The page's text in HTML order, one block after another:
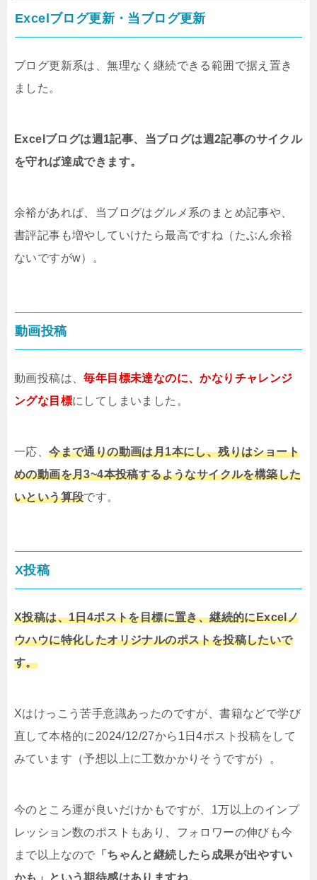
Excelブログ更新・当ブログ更新
ブログ更新系は、無理なく継続できる範囲で据え置き
ました。
Excelブログは週1記事、当ブログは週2記事のサイクル
を守れば達成できます。
余裕があれば、当ブログはグルメ系のまとめ記事や、
書評記事も増やしていけたら最高ですね（たぶん余裕
ないですがw）。
動画投稿
動画投稿は、毎年目標未達なのに、かなりチャレンジ
ングな目標にしてしまいました。
一応、今まで通りの動画は月1本にし、残りはショート
めの動画を月3~4本投稿するようなサイクルを構築した
いという算段です。
X投稿
X投稿は、1日4ポストを目標に置き、継続的にExcelノ
ウハウに特化したオリジナルのポストを投稿したいで
す。
Xはけっこう苦手意識あったのですが、書籍などで学び
直して本格的に2024/12/27から1日4ポスト投稿をして
みています（予想以上に工数かかりそうですが）。
今のところ運が良いだけかもですが、1万以上のインプ
レッション数のポストもあり、フォロワーの伸びも今
まで以上なので 「ちゃんと継続したら成果が出やすい